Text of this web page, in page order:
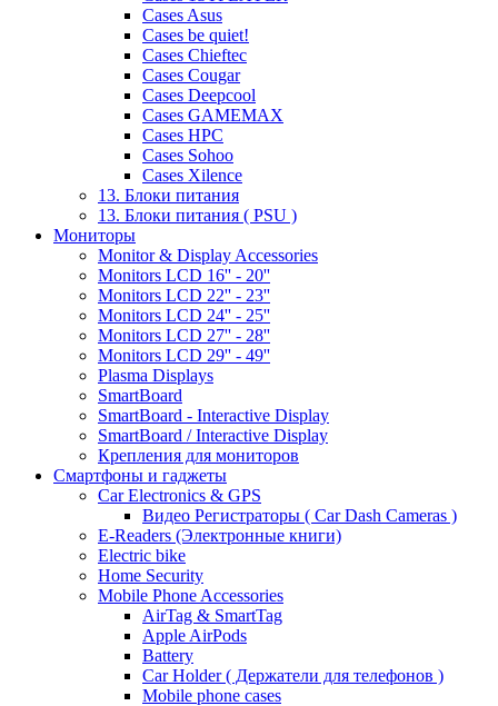
Cases Asus
Cases be quiet!
Cases Chieftec
Cases Cougar
Cases Deepcool
Cases GAMEMAX
Cases HPC
Cases Sohoo
Cases Xilence
13. Блоки питания
13. Блоки питания ( PSU )
Мониторы
Monitor & Display Accessories
Monitors LCD 16'' - 20''
Monitors LCD 22'' - 23''
Monitors LCD 24'' - 25''
Monitors LCD 27'' - 28''
Monitors LCD 29'' - 49''
Plasma Displays
SmartBoard
SmartBoard - Interactive Display
SmartBoard / Interactive Display
Крепления для мониторов
Смартфоны и гаджеты
Car Electronics & GPS
Видео Регистраторы ( Car Dash Cameras )
E-Readers (Электронные книги)
Electric bike
Home Security
Mobile Phone Accessories
AirTag & SmartTag
Apple AirPods
Battery
Car Holder ( Держатели для телефонов )
Mobile phone cases